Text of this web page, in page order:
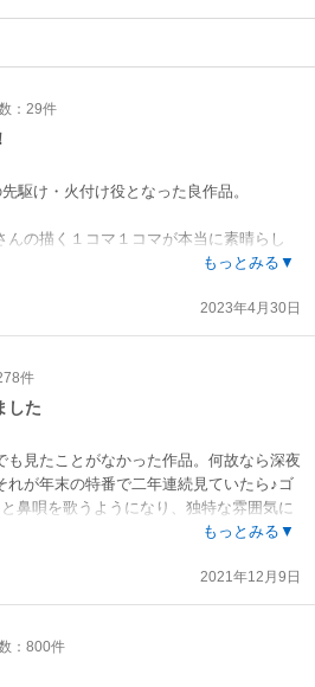
：29件
駆け・火付け役となった良作品。
の描く１コマ１コマが本当に素晴らし
なのですが、あくまでもメインは【グル
作画を堪能する漫画といっても過言では
ざ言及することも忘れがちですが… 仮に、
似して描けるかと問われたら……トレース
まれた作品！
もっとみる▼
2023年4月30日
件
した
も見たことがなかった作品。何故なら深夜
れが年末の特番で二年連続見ていたら♪ゴ
鼻唄を歌うようになり、独特な雰囲気に
もっとみる▼
2021年12月9日
：800件